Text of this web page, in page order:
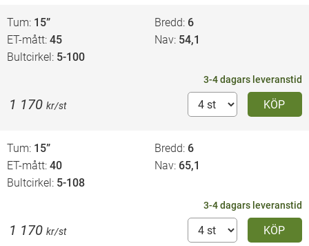
Tum 15” Bredd 6
ET-mått 45 Nav 54,1
Bultcirkel 5-100
3-4 dagars leveranstid
KÖP
1 170 kr/st
Tum 15” Bredd 6
ET-mått 40 Nav 65,1
Bultcirkel 5-108
3-4 dagars leveranstid
KÖP
1 170 kr/st